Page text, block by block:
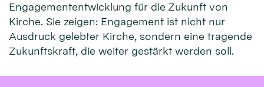
Engagemententwicklung für die Zukunft von
Kirche. Sie zeigen: Engagement ist nicht nur
Ausdruck gelebter Kirche, sondern eine tragende
Zukunftskraft, die weiter gestärkt werden soll.